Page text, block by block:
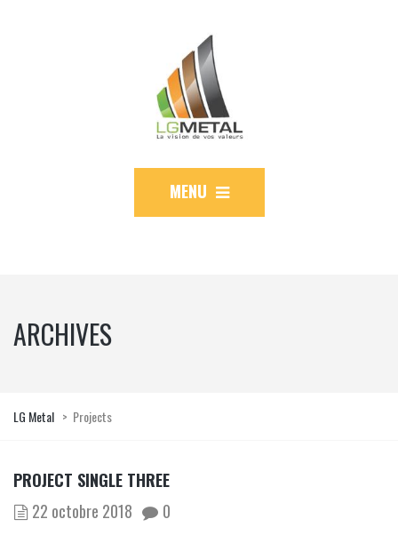
MENU
ARCHIVES
LG Metal > Projects
PROJECT SINGLE THREE
22 octobre 2018
0